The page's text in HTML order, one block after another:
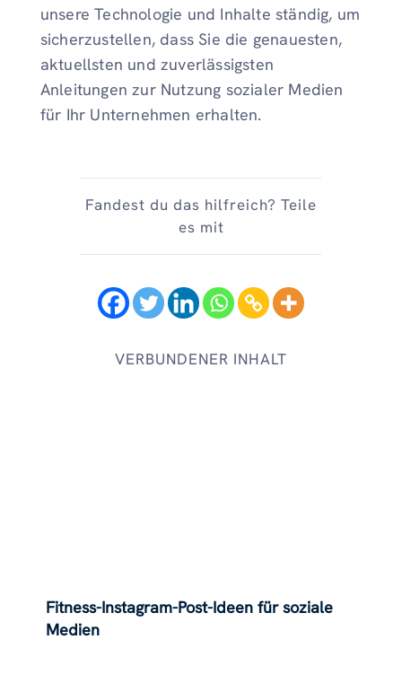
unsere Technologie und Inhalte ständig, um
sicherzustellen, dass Sie die genauesten,
aktuellsten und zuverlässigsten
Anleitungen zur Nutzung sozialer Medien
für Ihr Unternehmen erhalten.
Fandest du das hilfreich? Teile
es mit
VERBUNDENER INHALT
Fitness-Instagram-Post-Ideen für soziale
Medien